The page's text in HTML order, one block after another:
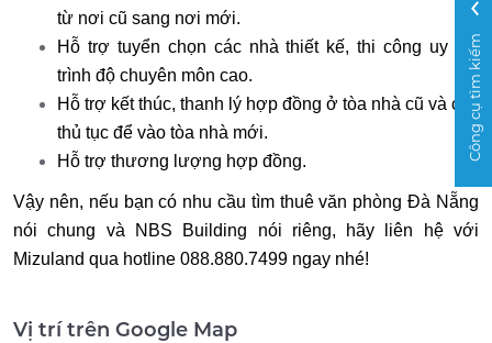
từ nơi cũ sang nơi mới.
Hỗ trợ tuyển chọn các nhà thiết kế, thi công uy tín,
trình độ chuyên môn cao.
Hỗ trợ kết thúc, thanh lý hợp đồng ở tòa nhà cũ và các
thủ tục để vào tòa nhà mới.
Hỗ trợ thương lượng hợp đồng.
Vậy nên, nếu bạn có nhu cầu tìm thuê văn phòng Đà Nẵng
nói chung và NBS Building nói riêng, hãy liên hệ với
Mizuland qua hotline 088.880.7499 ngay nhé!
Vị trí trên Google Map
Công cụ tìm kiếm